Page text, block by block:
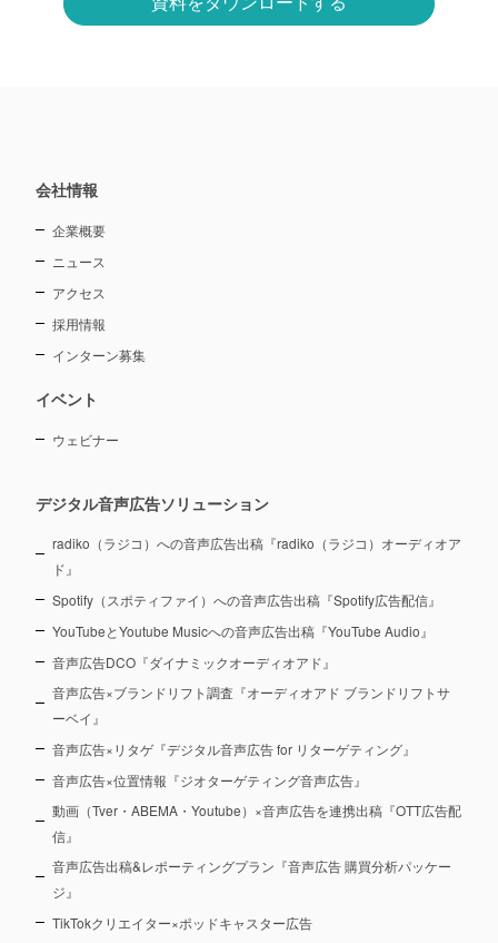
会社情報
企業概要
ニュース
アクセス
採用情報
インターン募集
イベント
ウェビナー
デジタル音声広告ソリューション
radiko（ラジコ）への音声広告出稿『radiko（ラジコ）オーディオア
ド』
Spotify（スポティファイ）への音声広告出稿『Spotify広告配信』
YouTubeとYoutube Musicへの音声広告出稿『YouTube Audio』
音声広告DCO『ダイナミックオーディオアド』
音声広告×ブランドリフト調査『オーディオアド ブランドリフトサ
ーベイ』
音声広告×リタゲ『デジタル音声広告 for リターゲティング』
音声広告×位置情報『ジオターゲティング音声広告』
動画（Tver・ABEMA・Youtube）×音声広告を連携出稿『OTT広告配
信』
音声広告出稿&レポーティングプラン『音声広告 購買分析パッケー
ジ』
TikTokクリエイター×ポッドキャスター広告